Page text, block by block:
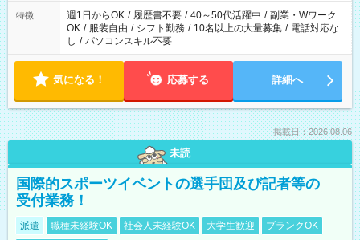
特徴 週1日からOK / 履歴書不要 / 40～50代活躍中 / 副業・Wワーク
OK / 服装自由 / シフト勤務 / 10名以上の大量募集 / 電話対応な
し / パソコンスキル不要
気になる！ 応募する 詳細へ
掲載日：2026.08.06
未読
国際的スポーツイベントの選手団及び記者等の
受付業務！
派遣 職種未経験OK 社会人未経験OK 大学生歓迎
ブランクOK